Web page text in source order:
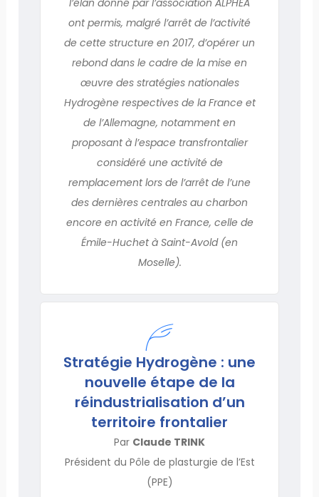
ont permis, malgré l’arrêt de l’activité
de cette structure en 2017, d’opérer un
rebond dans le cadre de la mise en
œuvre des stratégies nationales
Hydrogène respectives de la France et
de l’Allemagne, notamment en
proposant à l’espace transfrontalier
considéré une activité de
remplacement lors de l’arrêt de l’une
des dernières centrales au charbon
encore en activité en France, celle de
Émile-Huchet à Saint-Avold (en
Moselle).
Stratégie Hydrogène : une
nouvelle étape de la
réindustrialisation d’un
territoire frontalier
Par Claude TRINK
Président du Pôle de plasturgie de l’Est
(PPE)